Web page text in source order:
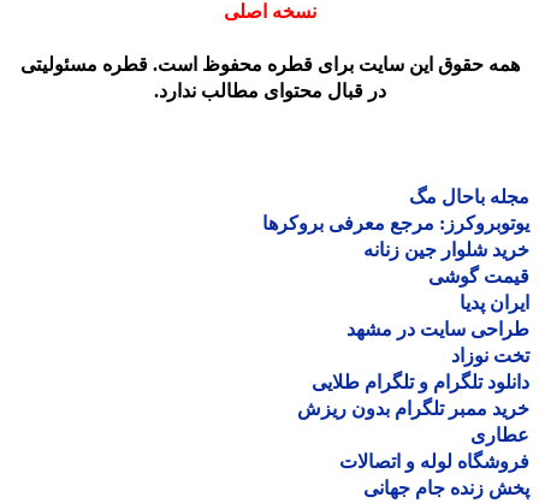
نسخه اصلی
حقوق این سایت برای قطره محفوظ است. قطره مسئولیتی
در قبال محتوای مطالب ندارد.
باحال مگ
مرجع معرفی بروکرها
شلوار جین زنانه
گوشی
پدیا
سایت در مشهد
نوزاد
تلگرام و تلگرام طلایی
ممبر تلگرام بدون ریزش
لوله و اتصالات
زنده جام جهانی